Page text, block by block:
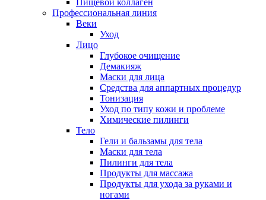
Профессиональная линия
Веки
Уход
Лицо
Глубокое очищение
Демакияж
Маски для лица
Средства для аппартных процедур
Тонизация
Уход по типу кожи и проблеме
Химические пилинги
Тело
Гели и бальзамы для тела
Маски для тела
Пилинги для тела
Продукты для массажа
Продукты для ухода за руками и
ногами